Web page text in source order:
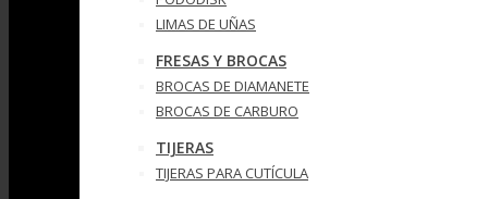
LIMAS DE UÑAS
FRESAS Y BROCAS
BROCAS DE DIAMANETE
BROCAS DE CARBURO
TIJERAS
TIJERAS PARA CUTÍCULA